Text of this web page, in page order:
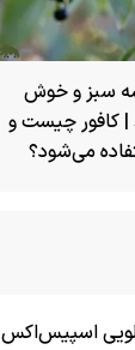
سبز و خوش
| کافور چیست و
می‌شود؟
و ۴ هزار کیلویی اسپیس‌اکس